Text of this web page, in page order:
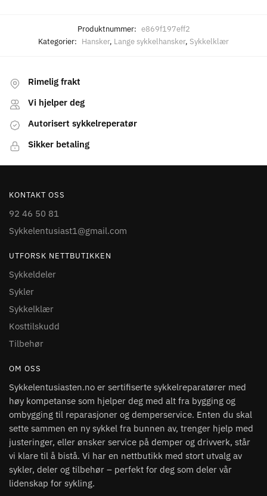
Produktnummer: e869f197eff2
Kategorier: Hansker, Lange sykkelhansker, Sykkelklær
Rimelig frakt
Vi hjelper deg
Autorisert sykkelreperatør
Sikker betaling
KONTAKT OSS
92 46 50 81
Sykkelentusiast1@gmail.com
UTFORSK NETTBUTIKKEN
Sykkeldeler
Sykler
Sykkelklær
Kosttilskudd
Tilbehør
OM OSS
Sykkelentusiasten.no er sertifiserte sykkelreparatører med
høy kompetanse som hjelper deg med alt fra bygging og
ombygging til reparasjoner og demperservice. Enten du skal
sette sammen en ny sykkel fra bunnen av, trenger hjelp med
justeringer, eller ønsker service på demper og drivverk, står
vi klare til å bistå. Vi har en nettbutikk med stort utvalg av
sykler, deler og tilbehør – perfekt for deg som deler vår
lidenskap for sykling.